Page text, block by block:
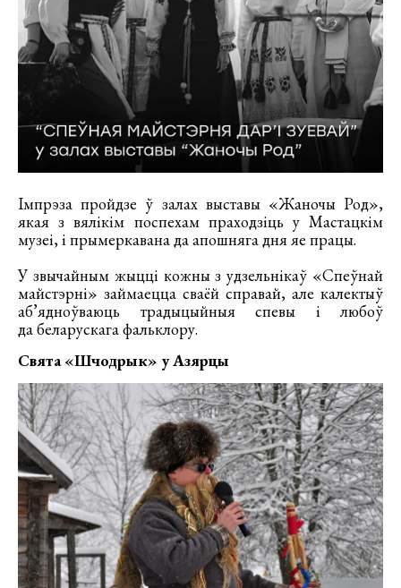
Імпрэза пройдзе ў залах выставы «Жаночы Род»,
якая з вялікім поспехам праходзіць у Мастацкім
музеі, і прымеркавана да апошняга дня яе працы.
У звычайным жыцці кожны з удзельнікаў «Спеўнай
майстэрні» займаецца сваёй справай, але калектыў
аб’ядноўваюць традыцыйныя спевы і любоў
да беларускага фальклору.
Свята «Шчодрык» у Азярцы